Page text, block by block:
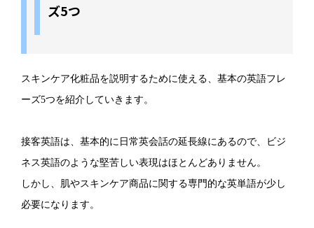
ズ5つ
スキンケア化粧品を説明するために使える、基本の英語フレ
ーズ5つを紹介していきます。
接客英語は、基本的に日常英会話の延長線にあるので、ビジ
ネス英語のような堅苦しい表現はほとんどありません。
しかし、肌やスキンケア商品に関する専門的な英単語が少し
必要になります。